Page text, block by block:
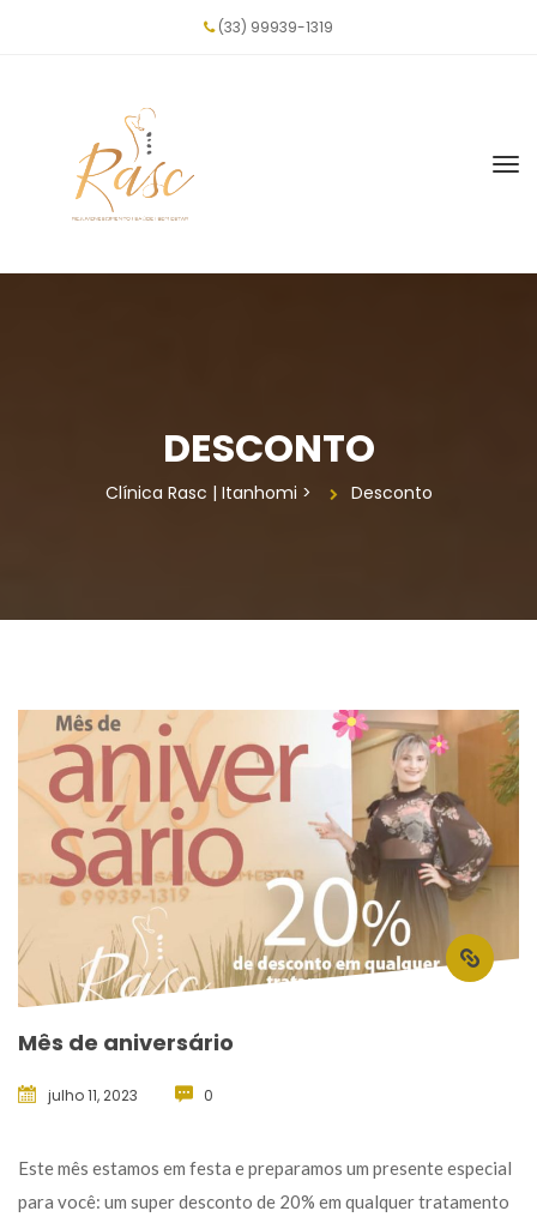
(33) 99939-1319
DESCONTO
Clínica Rasc | Itanhomi > Desconto
Mês de aniversário
julho 11, 2023 0
Este mês estamos em festa e preparamos um presente especial
para você: um super desconto de 20% em qualquer tratamento